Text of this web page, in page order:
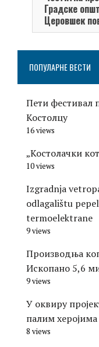
Градске
Церовшек
ПОПУЛАРНЕ ВЕСТИ
Пети фестивал
Костолцу
16 views
„Костолачки
10 views
Izgradnja
odlagalištu
termoelektrane
9 views
Производња
Ископано 5,6
9 views
У оквиру
палим
8 views